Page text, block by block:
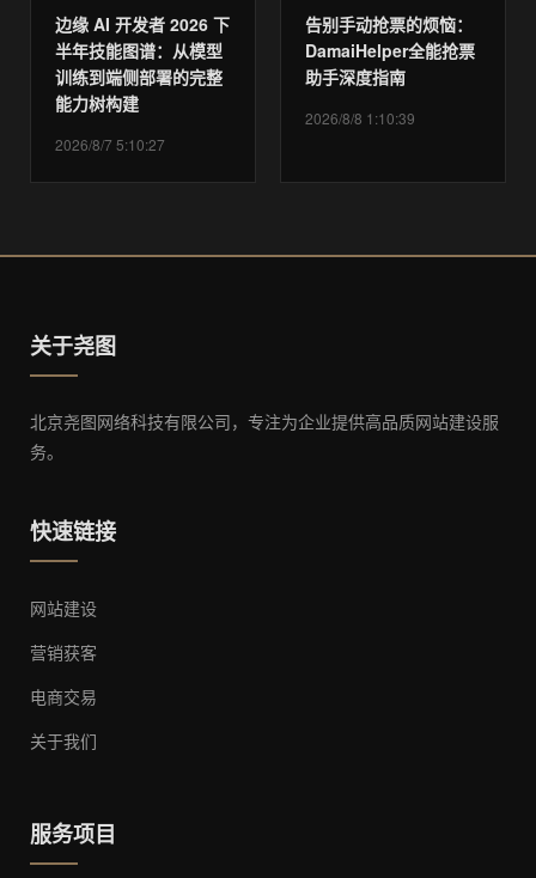
边缘 AI 开发者 2026 下
半年技能图谱：从模型
训练到端侧部署的完整
能力树构建
2026/8/7 5:10:27
告别手动抢票的烦恼：
DamaiHelper全能抢票
助手深度指南
2026/8/8 1:10:39
关于尧图
北京尧图网络科技有限公司，专注为企业提供高品质网站建设服
务。
快速链接
网站建设
营销获客
电商交易
关于我们
服务项目